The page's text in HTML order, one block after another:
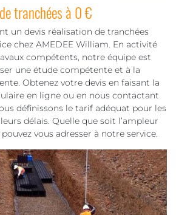
tranchées à 0 €
un devis réalisation de tranchées
chez AMEDEE William. En activité
compétents, notre équipe est
une étude compétente et à la
Obtenez votre devis en faisant la
en ligne ou en nous contactant
définissons le tarif adéquat pour les
délais. Quelle que soit l’ampleur
vous adresser à notre service.